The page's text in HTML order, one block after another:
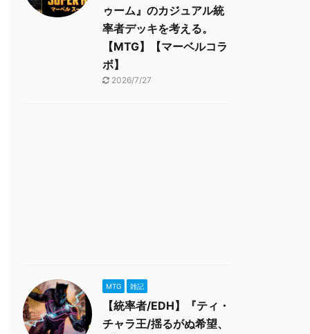
ゥーム』のカジュアル統
率者デッキを考える。
【MTG】【マーベルコラ
ボ】
2026/7/27
MTG 雑記
【統率者/EDH】『ティ・
チャラ王/揺るがぬ希望、